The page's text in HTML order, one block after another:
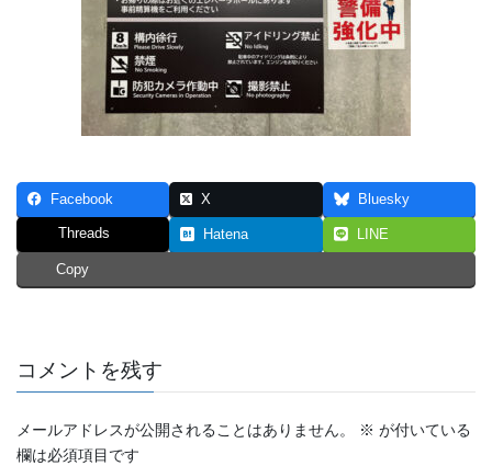
Facebook X Bluesky
Threads Hatena LINE
Copy
コメントを残す
メールアドレスが公開されることはありません。 ※ が付いている
欄は必須項目です